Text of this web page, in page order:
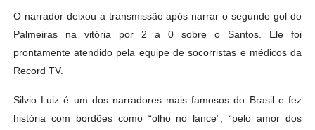
O narrador deixou a transmissão após narrar o segundo gol do
Palmeiras na vitória por 2 a 0 sobre o Santos. Ele foi
prontamente atendido pela equipe de socorristas e médicos da
Record TV.
Silvio Luiz é um dos narradores mais famosos do Brasil e fez
história com bordões como “olho no lance”, “pelo amor dos